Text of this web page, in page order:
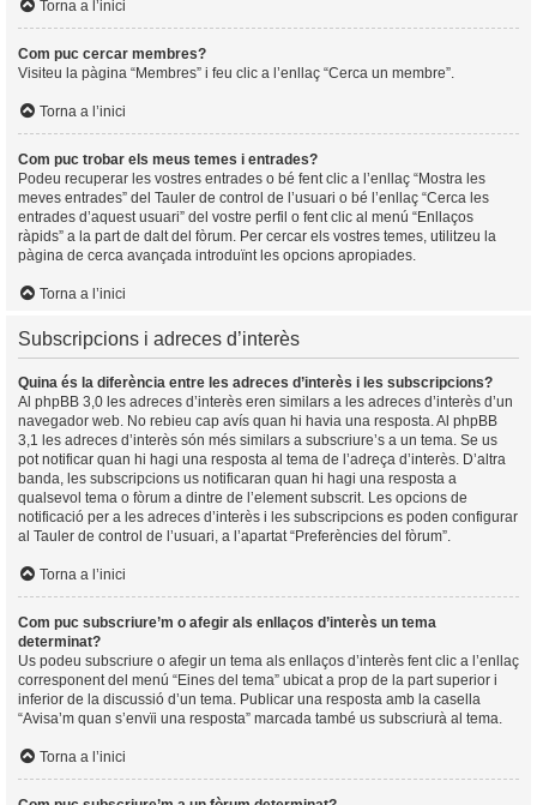
Torna a l’inici
Com puc cercar membres?
Visiteu la pàgina “Membres” i feu clic a l’enllaç “Cerca un membre”.
Torna a l’inici
Com puc trobar els meus temes i entrades?
Podeu recuperar les vostres entrades o bé fent clic a l’enllaç “Mostra les
meves entrades” del Tauler de control de l’usuari o bé l’enllaç “Cerca les
entrades d’aquest usuari” del vostre perfil o fent clic al menú “Enllaços
ràpids” a la part de dalt del fòrum. Per cercar els vostres temes, utilitzeu la
pàgina de cerca avançada introduïnt les opcions apropiades.
Torna a l’inici
Subscripcions i adreces d’interès
Quina és la diferència entre les adreces d’interès i les subscripcions?
Al phpBB 3,0 les adreces d’interès eren similars a les adreces d’interès d’un
navegador web. No rebieu cap avís quan hi havia una resposta. Al phpBB
3,1 les adreces d’interès són més similars a subscriure’s a un tema. Se us
pot notificar quan hi hagi una resposta al tema de l’adreça d’interès. D’altra
banda, les subscripcions us notificaran quan hi hagi una resposta a
qualsevol tema o fòrum a dintre de l’element subscrit. Les opcions de
notificació per a les adreces d’interès i les subscripcions es poden configurar
al Tauler de control de l’usuari, a l’apartat “Preferències del fòrum”.
Torna a l’inici
Com puc subscriure’m o afegir als enllaços d’interès un tema
determinat?
Us podeu subscriure o afegir un tema als enllaços d’interès fent clic a l’enllaç
corresponent del menú “Eines del tema” ubicat a prop de la part superior i
inferior de la discussió d’un tema. Publicar una resposta amb la casella
“Avisa’m quan s’envïi una resposta” marcada també us subscriurà al tema.
Torna a l’inici